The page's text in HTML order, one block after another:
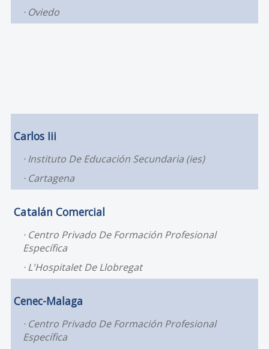
Oviedo
Carlos Iii
Instituto De Educación Secundaria (ies)
Cartagena
Catalán Comercial
Centro Privado De Formación Profesional
Específica
L'Hospitalet De Llobregat
Cenec-Malaga
Centro Privado De Formación Profesional
Específica